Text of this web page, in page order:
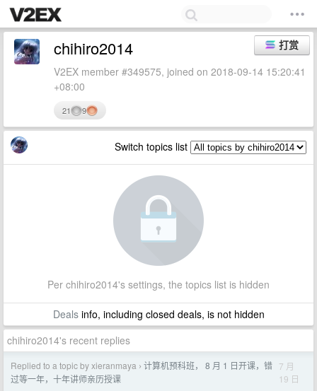
打赏
chihiro2014
V2EX member #349575, joined on 2018-09-14 15:20:41
+08:00
21 9
Switch topics list
Per chihiro2014's settings, the topics list is hidden
Dealsinfo, including closed deals, is not hidden
chihiro2014's recent replies
Replied to a topic by xieranmaya › 计算机预科班， 8 月 1 日开课，错
过等一年，十年讲师亲历授课
7 月
19 日